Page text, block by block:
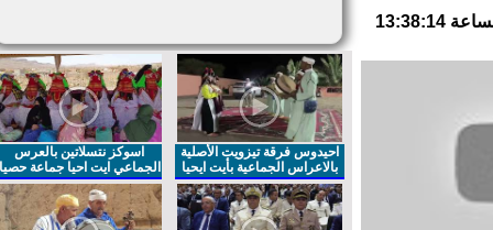
احيدوس فرقة تيزويت الأصلية
بالاعراس الجماعية بأيت ايحيا
اسوكز نتسلاتين بالعرس
الجماعي ايت احيا جماعة حصيا